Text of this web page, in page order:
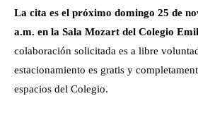
La cita es el próximo domingo 25 de
a.m. en la Sala Mozart del Colegio
colaboración solicitada es a libre
estacionamiento es gratis y
espacios del Colegio.